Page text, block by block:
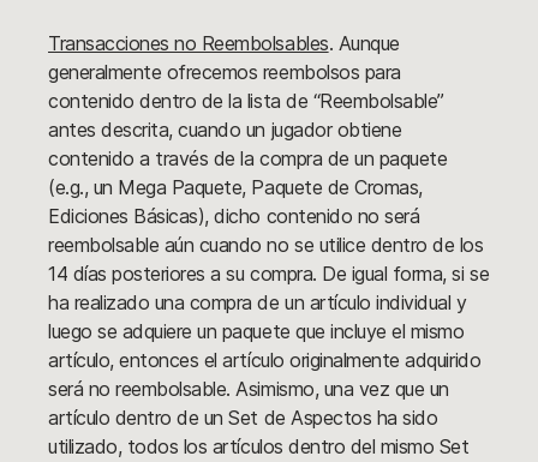
Transacciones no Reembolsables. Aunque
generalmente ofrecemos reembolsos para
contenido dentro de la lista de “Reembolsable”
antes descrita, cuando un jugador obtiene
contenido a través de la compra de un paquete
(e.g., un Mega Paquete, Paquete de Cromas,
Ediciones Básicas), dicho contenido no será
reembolsable aún cuando no se utilice dentro de los
14 días posteriores a su compra. De igual forma, si se
ha realizado una compra de un artículo individual y
luego se adquiere un paquete que incluye el mismo
artículo, entonces el artículo originalmente adquirido
será no reembolsable. Asimismo, una vez que un
artículo dentro de un Set de Aspectos ha sido
utilizado, todos los artículos dentro del mismo Set